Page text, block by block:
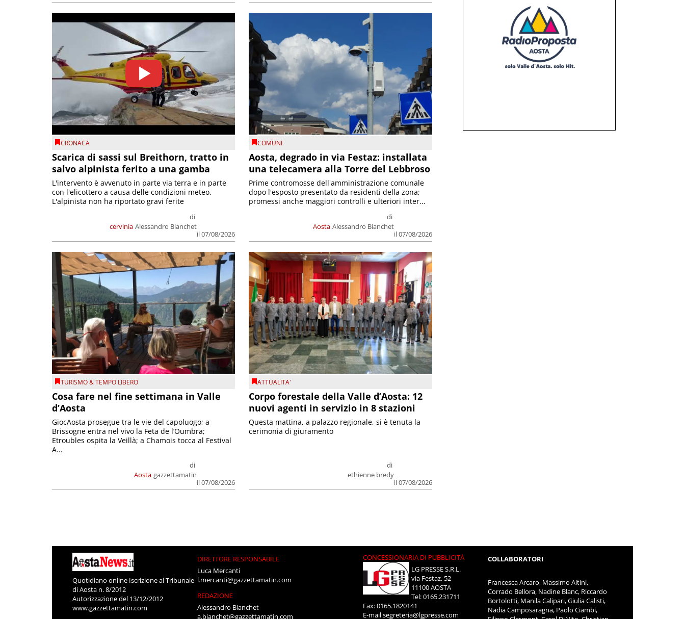
CRONACA
Scarica di sassi sul Breithorn, tratto in
salvo alpinista ferito a una gamba
cervinia
di
Alessandro Bianchet
il 07/08/2026
L'intervento è avvenuto in parte via terra e in parte
con l'elicottero a causa delle condizioni meteo.
L'alpinista non ha riportato gravi ferite
COMUNI
Aosta, degrado in via Festaz: installata
una telecamera alla Torre del Lebbroso
Aosta
di
Alessandro Bianchet
il 07/08/2026
Prime contromosse dell'amministrazione comunale
dopo l'esposto presentato da residenti della zona;
promessi anche maggiori controlli e ulteriori inter...
TURISMO & TEMPO LIBERO
Cosa fare nel fine settimana in Valle
d’Aosta
Aosta
di
gazzettamatin
il 07/08/2026
GiocAosta prosegue tra le vie del capoluogo; a
Brissogne entra nel vivo la Feta de l’Oumbra;
Etroubles ospita la Veillà; a Chamois tocca al Festival
A...
ATTUALITA'
Corpo forestale della Valle d’Aosta: 12
nuovi agenti in servizio in 8 stazioni
di
ethienne bredy
il 07/08/2026
Questa mattina, a palazzo regionale, si è tenuta la
cerimonia di giuramento
Quotidiano online Iscrizione al Tribunale
di Aosta n. 8/2012
Autorizzazione del 13/12/2012
www.gazzettamatin.com
DIRETTORE RESPONSABILE
Luca Mercanti
l.mercanti@gazzettamatin.com
REDAZIONE
Alessandro Bianchet
a.bianchet@gazzettamatin.com
CONCESSIONARIA DI PUBBLICITÀ
LG PRESSE S.R.L.
via Festaz, 52
11100 AOSTA
Tel: 0165.231711
Fax: 0165.1820141
E-mailsegreteria@lgpresse.com
COLLABORATORI
Francesca Arcaro, Massimo Altini,
Corrado Bellora, Nadine Blanc, Riccardo
Bortolotti, Manila Calipari, Giulia Calisti,
Nadia Camposaragna, Paolo Ciambi,